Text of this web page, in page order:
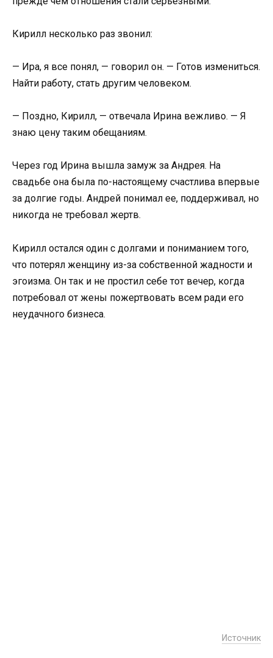
Кирилл несколько раз звонил:
— Ира, я все понял, — говорил он. — Готов измениться.
Найти работу, стать другим человеком.
— Поздно, Кирилл, — отвечала Ирина вежливо. — Я
знаю цену таким обещаниям.
Через год Ирина вышла замуж за Андрея. На
свадьбе она была по-настоящему счастлива впервые
за долгие годы. Андрей понимал ее, поддерживал, но
никогда не требовал жертв.
Кирилл остался один с долгами и пониманием того,
что потерял женщину из-за собственной жадности и
эгоизма. Он так и не простил себе тот вечер, когда
потребовал от жены пожертвовать всем ради его
неудачного бизнеса.
Источник